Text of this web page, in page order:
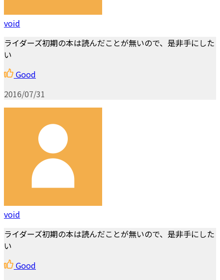
void
ライダーズ初期の本は読んだことが無いので、是非手にした
い
Good
2016/07/31
void
ライダーズ初期の本は読んだことが無いので、是非手にした
い
Good